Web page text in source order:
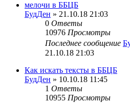
мелочи в ББЦБ
БудДен » 21.10.18 21:03
0 Ответы
10976 Просмотры
Последнее сообщение
21.10.18 21:03
Как искать тексты в ББЦБ
БудДен » 10.10.18 11:45
1 Ответы
10955 Просмотры